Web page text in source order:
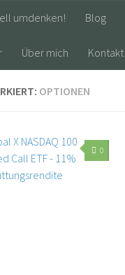
umdenken! Blog
Über mich Kontakt
OPTIONEN
0